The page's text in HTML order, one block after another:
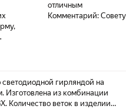
кто
отличным
Комментарий:
светодиодной гирляндой на
Изготовлена из комбинации
Количество веток в изделии –